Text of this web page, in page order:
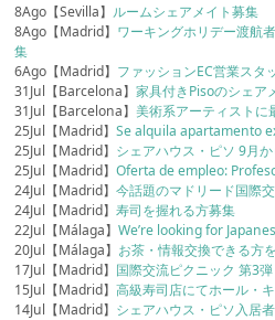
8Ago【Sevilla】 ルームシェアメイト募集
8Ago【Madrid】 ワーキングホリデー渡航
集
6Ago【Madrid】 ファッションEC営業スタ
31Jul【Barcelona】家具付きPisoのシェア
31Jul【Barcelona】美術系アーティストに
25Jul【Madrid】Se alquila apartamento
25Jul【Madrid】 シェアハウス・ピソ 9月
25Jul【Madrid】Oferta de empleo:
24Jul【Madrid】今話題のマドリード国際
24Jul【Madrid】寿司を握れる方募集
22Jul【Málaga】We’re looking for
20Jul【Málaga】 お茶・情報交換できる方
17Jul【Madrid】 国際交流ピクニック 第3
15Jul【Madrid】高級寿司店にてホール・
14Jul【Madrid】 シェアハウス・ピソ入居